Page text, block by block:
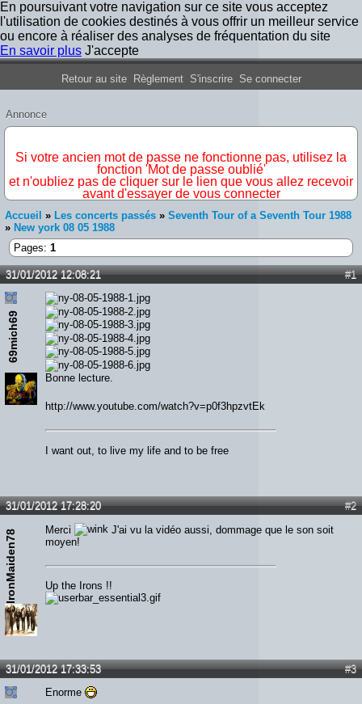
En poursuivant votre navigation sur ce site vous acceptez
l'utilisation de cookies destinés à vous offrir un meilleur service
ou encore à réaliser des analyses de fréquentation du site
En savoir plus J'accepte
Forum Iron Maiden France
Retour au site Règlement S'inscrire Se connecter
Annonce
Si votre ancien mot de passe ne fonctionne pas, utilisez la
fonction 'Mot de passe oublié'
et n'oubliez pas de cliquer sur le lien que vous allez recevoir
avant d'essayer de vous connecter
Accueil » Les concerts passés » Seventh Tour of a Seventh Tour 1988
» New york 08 05 1988
Pages: 1
#1
31/01/2012 12:08:21
69mich69
Bonne lecture.
http://www.youtube.com/watch?v=p0f3hpzvtEk
I want out, to live my life and to be free
#2
31/01/2012 17:28:20
IronMaiden78 Merci
J'ai vu la vidéo aussi, dommage que le son soit
moyen!
Up the Irons !!
#3
31/01/2012 17:33:53
Enorme